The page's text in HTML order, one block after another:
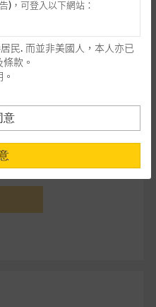
金流入 (-)資金流出
)，可登入以下網站：
另行通知，如閣下欲取麥格
。
本網站內容無意要約或唆使
工具(不論在參考條款上或在
個別段落則屬例外。
請考慮個人風險
可靠之來源，且均以真誠提
內容，故就閣下的目的而
麥格理集團不會，亦沒有義
民. 而並非美國人，本人亦已
款。
意